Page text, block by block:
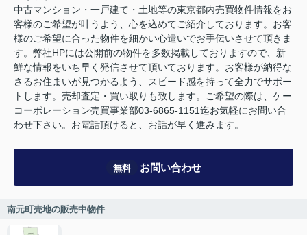
中古マンション・一戸建て・土地等の東京都内売買物件情報をお
客様のご希望が叶うよう、心を込めてご紹介しております。お客
様のご希望に合った物件を細かい心遣いでお手伝いさせて頂きま
す。弊社HPには公開前の物件を多数掲載しておりますので、新
鮮な情報をいち早く発信させて頂いております。お客様が納得な
さるお住まいが見つかるよう、スピード感を持って全力でサポー
トします。売却査定・買い取りも致します。ご希望の際は、ケー
コーポレーション売買事業部03-6865-1151迄お気軽にお問い合
わせ下さい。お電話頂けると、お話が早く進みます。
無料 お問い合わせ
南元町売地の販売中物件